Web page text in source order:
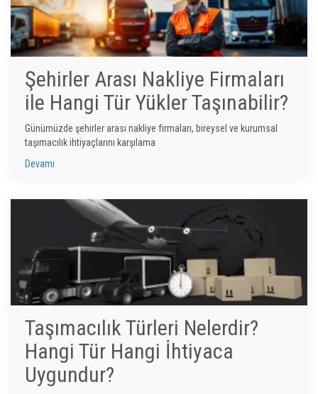
Şehirler Arası Nakliye Firmaları
ile Hangi Tür Yükler Taşınabilir?
Günümüzde şehirler arası nakliye firmaları, bireysel ve kurumsal
taşımacılık ihtiyaçlarını karşılama
Devamı
Taşımacılık Türleri Nelerdir?
Hangi Tür Hangi İhtiyaca
Uygundur?